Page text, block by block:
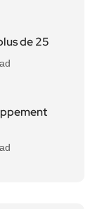
de 25